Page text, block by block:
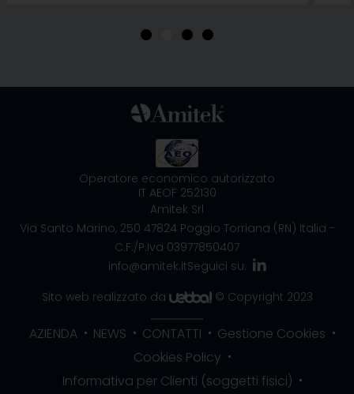
• ••
Operatore economico autorizzato
IT AEOF 252130
Amitek Srl
Via Santo Marino, 250 47824 Poggio Torriana (RN) Italia -
C.F./P.Iva 03977850407
info@amitek.itSeguici su:
Sito web realizzato da
© Copyright 2023
AZIENDA NEWS CONTATTI
Gestione Cookies
Cookies Policy
Informativa per Clienti (soggetti fisici)